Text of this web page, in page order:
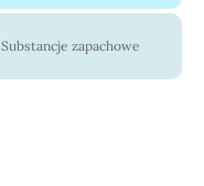
Substancje zapachowe